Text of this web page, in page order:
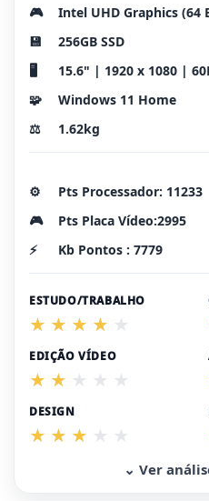
🎮
Intel UHD Graphics (64
💾
256GB SSD
🖥️
15.6" | 1920 x 1080 |
🧩
Windows 11 Home
⚖️
1.62kg
⚙️
Pts Processador: 11233
🎮
Pts Placa Vídeo:2995
⚡
Kb Pontos : 7779
ESTUDO/TRABALHO
EDIÇÃO VÍDEO
DESIGN
⌄ Ver